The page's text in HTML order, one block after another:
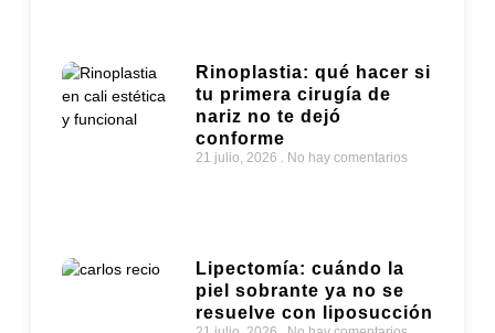
Rinoplastia: qué hacer si
tu primera cirugía de
nariz no te dejó
conforme
21 julio, 2026 No hay comentarios
Lipectomía: cuándo la
piel sobrante ya no se
resuelve con liposucción